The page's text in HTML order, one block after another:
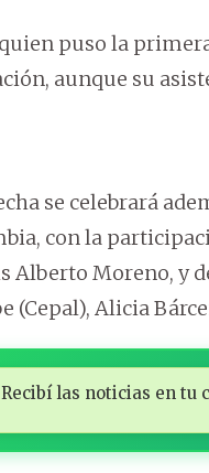
puso la
aunque su
se celebrará
con la
Alberto Moreno, y
(Cepal), Alicia
Recibí las noticias en tu